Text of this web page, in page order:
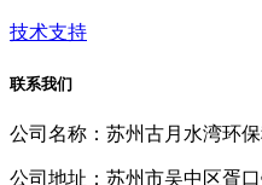
技术支持
联系我们
公司名称：苏州古月水湾环
公司地址：苏州市吴中区胥